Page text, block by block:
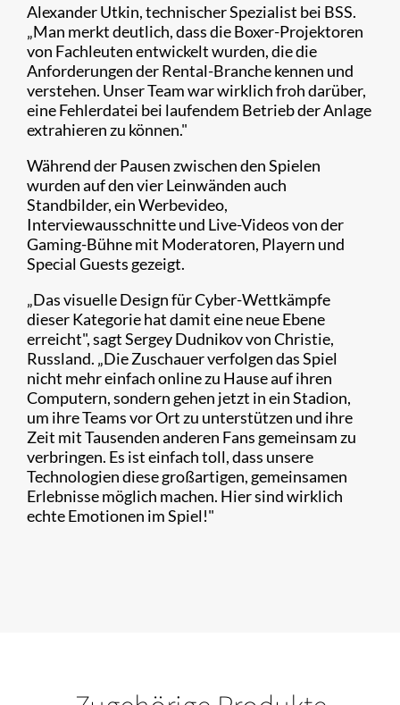
Alexander Utkin, technischer Spezialist bei BSS.
„Man merkt deutlich, dass die Boxer-Projektoren
von Fachleuten entwickelt wurden, die die
Anforderungen der Rental-Branche kennen und
verstehen. Unser Team war wirklich froh darüber,
eine Fehlerdatei bei laufendem Betrieb der Anlage
extrahieren zu können."
Während der Pausen zwischen den Spielen
wurden auf den vier Leinwänden auch
Standbilder, ein Werbevideo,
Interviewausschnitte und Live-Videos von der
Gaming-Bühne mit Moderatoren, Playern und
Special Guests gezeigt.
„Das visuelle Design für Cyber-Wettkämpfe
dieser Kategorie hat damit eine neue Ebene
erreicht", sagt Sergey Dudnikov von Christie,
Russland. „Die Zuschauer verfolgen das Spiel
nicht mehr einfach online zu Hause auf ihren
Computern, sondern gehen jetzt in ein Stadion,
um ihre Teams vor Ort zu unterstützen und ihre
Zeit mit Tausenden anderen Fans gemeinsam zu
verbringen. Es ist einfach toll, dass unsere
Technologien diese großartigen, gemeinsamen
Erlebnisse möglich machen. Hier sind wirklich
echte Emotionen im Spiel!"